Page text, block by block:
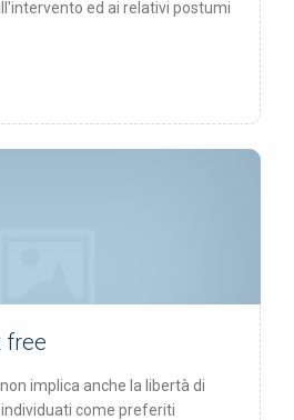
ed ai relativi postumi
free
implica anche la libertà di
come preferiti